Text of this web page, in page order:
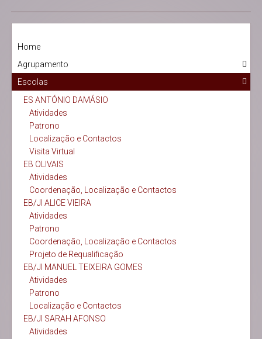
Home
Agrupamento
Escolas
ES ANTÓNIO DAMÁSIO
Atividades
Patrono
Localização e Contactos
Visita Virtual
EB OLIVAIS
Atividades
Coordenação, Localização e Contactos
EB/JI ALICE VIEIRA
Atividades
Patrono
Coordenação, Localização e Contactos
Projeto de Requalificação
EB/JI MANUEL TEIXEIRA GOMES
Atividades
Patrono
Localização e Contactos
EB/JI SARAH AFONSO
Atividades